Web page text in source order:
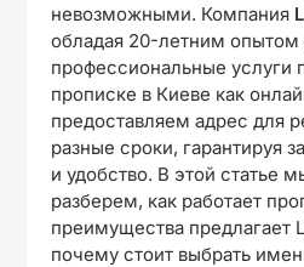
невозможными. Компания
обладая 20-летним опытом
профессиональные услуги
прописке в Киеве как
предоставляем адрес для
разные сроки, гарантируя
и удобство. В этой статье
разберем, как работает
преимущества предлагает
почему стоит выбрать